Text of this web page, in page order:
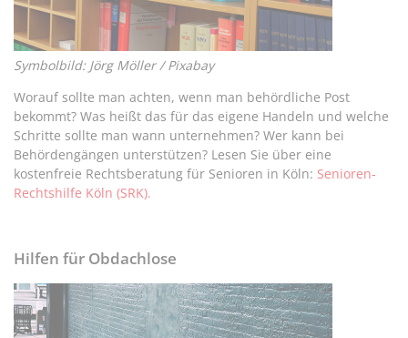
Symbolbild: Jörg Möller / Pixabay
Worauf sollte man achten, wenn man behördliche Post
bekommt? Was heißt das für das eigene Handeln und welche
Schritte sollte man wann unternehmen? Wer kann bei
Behördengängen unterstützen? Lesen Sie über eine
kostenfreie Rechtsberatung für Senioren in Köln: Senioren-
Rechtshilfe Köln (SRK).
Hilfen für Obdachlose